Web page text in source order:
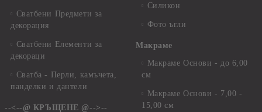
Сватбени Предмети за
декорация
Сватбени Елементи за
декораци
Сватба - Перли, камъчета,
панделки и дантели
--<--@ КРЪЩЕНЕ @-->--
Силикон
Фото ъгли
Макраме
Макраме Основи - до 6,00
см
Макраме Основи - 7,00 -
15,00 см